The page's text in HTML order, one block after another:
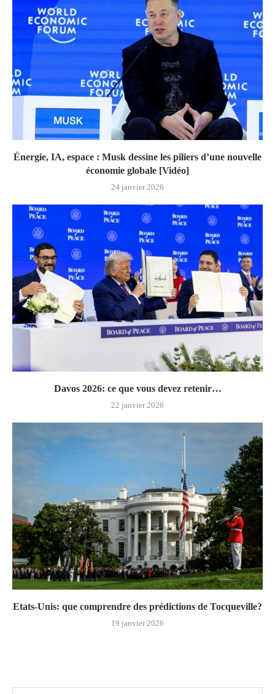
Énergie, IA, espace : Musk dessine les piliers d’une nouvelle
économie globale [Vidéo]
24 janvier 2026
Davos 2026: ce que vous devez retenir…
22 janvier 2026
Etats-Unis: que comprendre des prédictions de Tocqueville?
19 janvier 2026